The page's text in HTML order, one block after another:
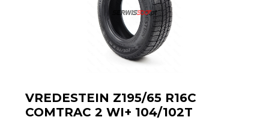
VREDESTEIN Z195/65 R16C
COMTRAC 2 WI+ 104/102T